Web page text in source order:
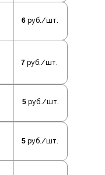
5 руб./шт.
5 руб./шт.
7 руб./шт.
6 руб./шт.